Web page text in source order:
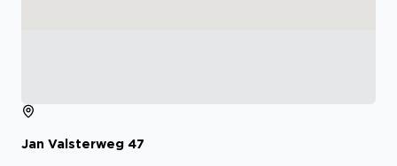
Jan Valsterweg 47